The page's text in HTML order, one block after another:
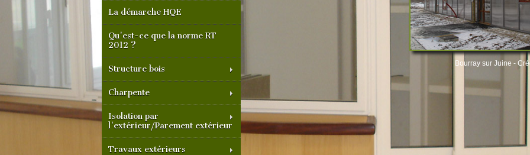
La démarche HQE
Qu'est-ce que la norme RT
2012 ?
Structure bois
Charpente
Isolation par
l'extérieur/Parement extérieur
Travaux extérieurs
Bourray sur Juine -